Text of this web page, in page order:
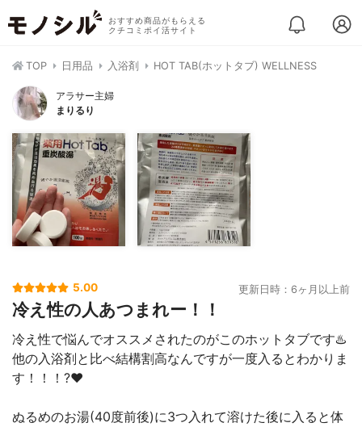
おすすめ商品がもらえる
クチコミポイ活サイト
TOP 日用品 入浴剤 HOT TAB(ホットタブ) WELLNESS
アラサー主婦
まりるり
5.00 更新日時：6ヶ月以上前
冷え性の人あつまれー！！
冷え性で悩んでオススメされたのがこのホットタブです♨️
他の入浴剤と比べ結構割高なんですが一度入るとわかりま
す！！！?❤️
ぬるめのお湯(40度前後)に3つ入れて溶けた後に入ると体